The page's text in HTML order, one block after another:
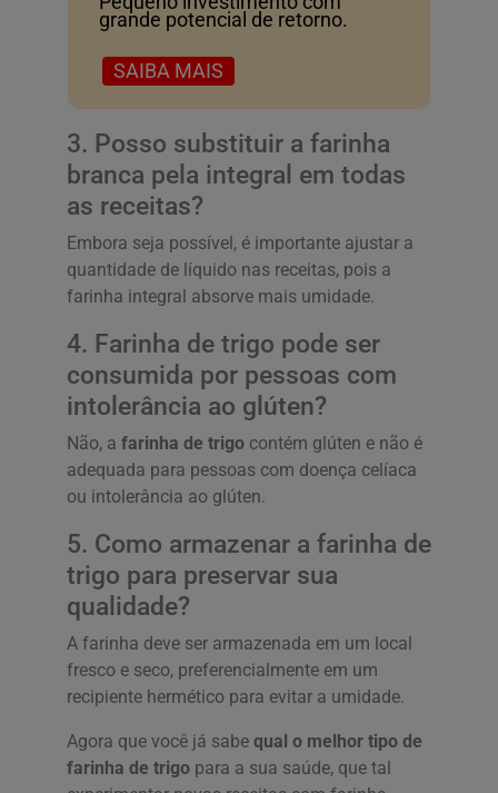
grande potencial de retorno.
SAIBA MAIS
3. Posso substituir a farinha
branca pela integral em todas
as receitas?
Embora seja possível, é importante ajustar a
quantidade de líquido nas receitas, pois a
farinha integral absorve mais umidade.
4. Farinha de trigo pode ser
consumida por pessoas com
intolerância ao glúten?
Não, a farinha de trigo contém glúten e não é
adequada para pessoas com doença celíaca
ou intolerância ao glúten.
5. Como armazenar a farinha de
trigo para preservar sua
qualidade?
A farinha deve ser armazenada em um local
fresco e seco, preferencialmente em um
recipiente hermético para evitar a umidade.
Agora que você já sabe qual o melhor tipo de
farinha de trigo para a sua saúde, que tal